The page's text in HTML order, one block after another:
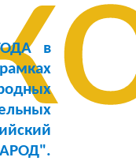
в